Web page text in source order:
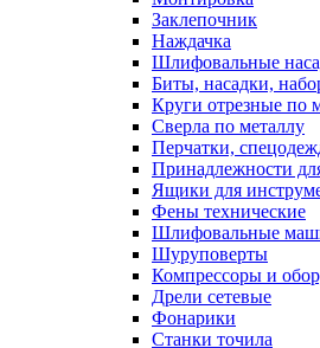
Заклепочник
Наждачка
Шлифовальные
Биты, насадки,
Круги отрезные по
Сверла по металлу
Перчатки,
Принадлежности
Ящики для
Фены технические
Шлифовальные
Шуруповерты
Компрессоры и
Дрели сетевые
Фонарики
Станки точила